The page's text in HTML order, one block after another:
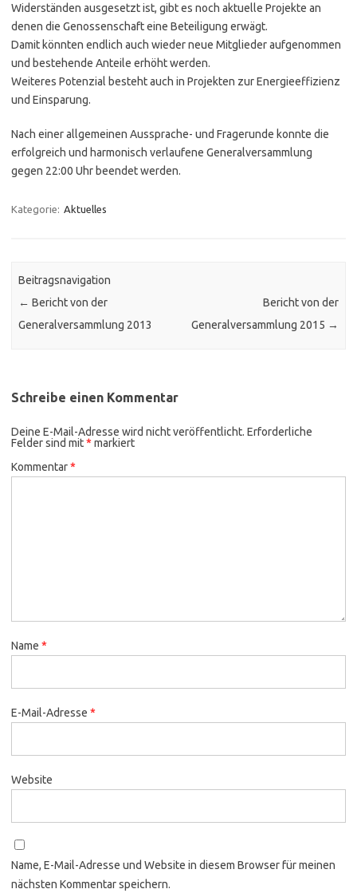
Widerständen ausgesetzt ist, gibt es noch aktuelle Projekte an
denen die Genossenschaft eine Beteiligung erwägt.
Damit könnten endlich auch wieder neue Mitglieder aufgenommen
und bestehende Anteile erhöht werden.
Weiteres Potenzial besteht auch in Projekten zur Energieeffizienz
und Einsparung.
Nach einer allgemeinen Aussprache- und Fragerunde konnte die
erfolgreich und harmonisch verlaufene Generalversammlung
gegen 22:00 Uhr beendet werden.
Kategorie: Aktuelles
Beitragsnavigation
← Bericht von der
Generalversammlung 2013
Bericht von der
Generalversammlung 2015 →
Schreibe einen Kommentar
Deine E-Mail-Adresse wird nicht veröffentlicht. Erforderliche
Felder sind mit* markiert
Kommentar*
Name *
E-Mail-Adresse *
Website
Name, E-Mail-Adresse und Website in diesem Browser für meinen
nächsten Kommentar speichern.